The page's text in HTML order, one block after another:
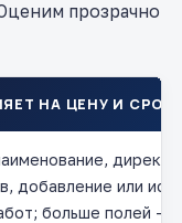
прозрачно
НА ЦЕНУ И СРОК
добавление или
больше полей —